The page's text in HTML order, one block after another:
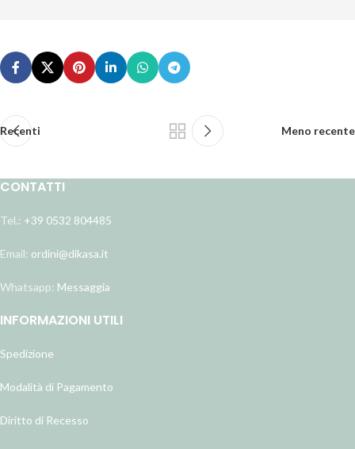
Recenti Meno recente
CONTATTI
Tel.: +39 0532 804485
Email: ordini@dikasa.it
Whatsapp: Messaggia
INFORMAZIONI UTILI
Spedizione
Modalità di Pagamento
Diritto di Recesso